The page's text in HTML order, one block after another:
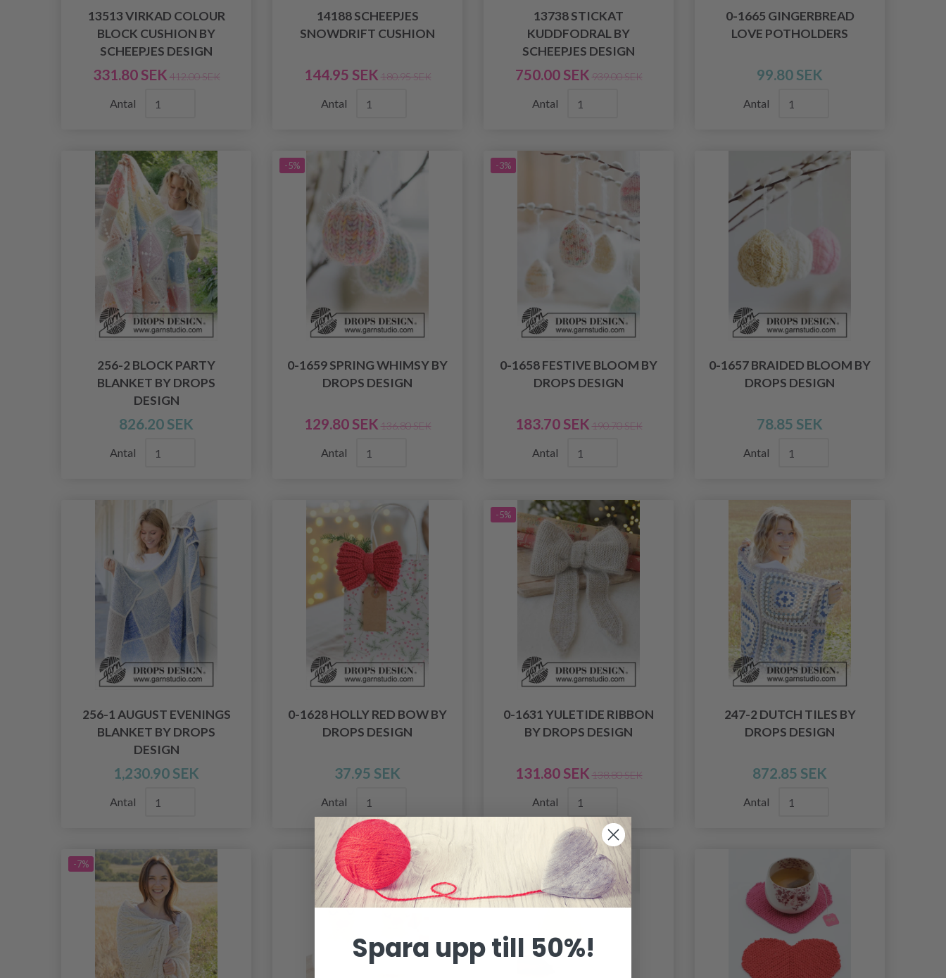
13513 VIRKAD COLOUR
BLOCK CUSHION BY
SCHEEPJES DESIGN
331.80 SEK 412.00 SEK
Antal
14188 SCHEEPJES
SNOWDRIFT CUSHION
144.95 SEK 180.95 SEK
Antal
13738 STICKAT
KUDDFODRAL BY
SCHEEPJES DESIGN
750.00 SEK 939.00 SEK
Antal
0-1665 GINGERBREAD
LOVE POTHOLDERS
99.80 SEK
Antal
256-2 BLOCK PARTY
BLANKET BY DROPS
DESIGN
826.20 SEK
Antal
-5%
0-1659 SPRING WHIMSY BY
DROPS DESIGN
129.80 SEK 136.80 SEK
Antal
-3%
0-1658 FESTIVE BLOOM BY
DROPS DESIGN
183.70 SEK 190.70 SEK
Antal
0-1657 BRAIDED BLOOM BY
DROPS DESIGN
78.85 SEK
Antal
256-1 AUGUST EVENINGS
BLANKET BY DROPS
DESIGN
1,230.90 SEK
Antal
0-1628 HOLLY RED BOW BY
DROPS DESIGN
37.95 SEK
Antal
-5%
0-1631 YULETIDE RIBBON
BY DROPS DESIGN
131.80 SEK 138.80 SEK
Antal
247-2 DUTCH TILES BY
DROPS DESIGN
872.85 SEK
Antal
-7%
Spara upp till 50%!